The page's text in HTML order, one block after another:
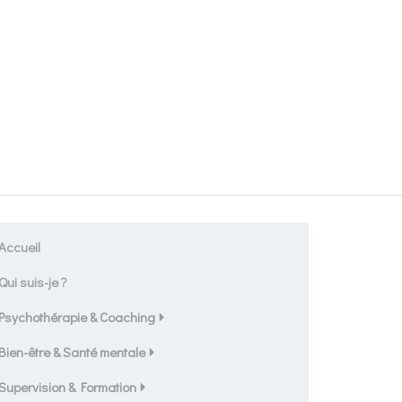
Qui suis-je ?
Psychothérapie & Coaching
Bien-être & Santé mentale
& Formation